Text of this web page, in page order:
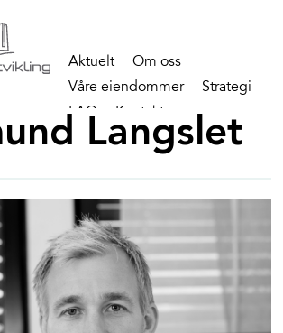
Aktuelt
Om oss
Våre eiendommer
Strategi
FAQ
Kontakt
Langslet